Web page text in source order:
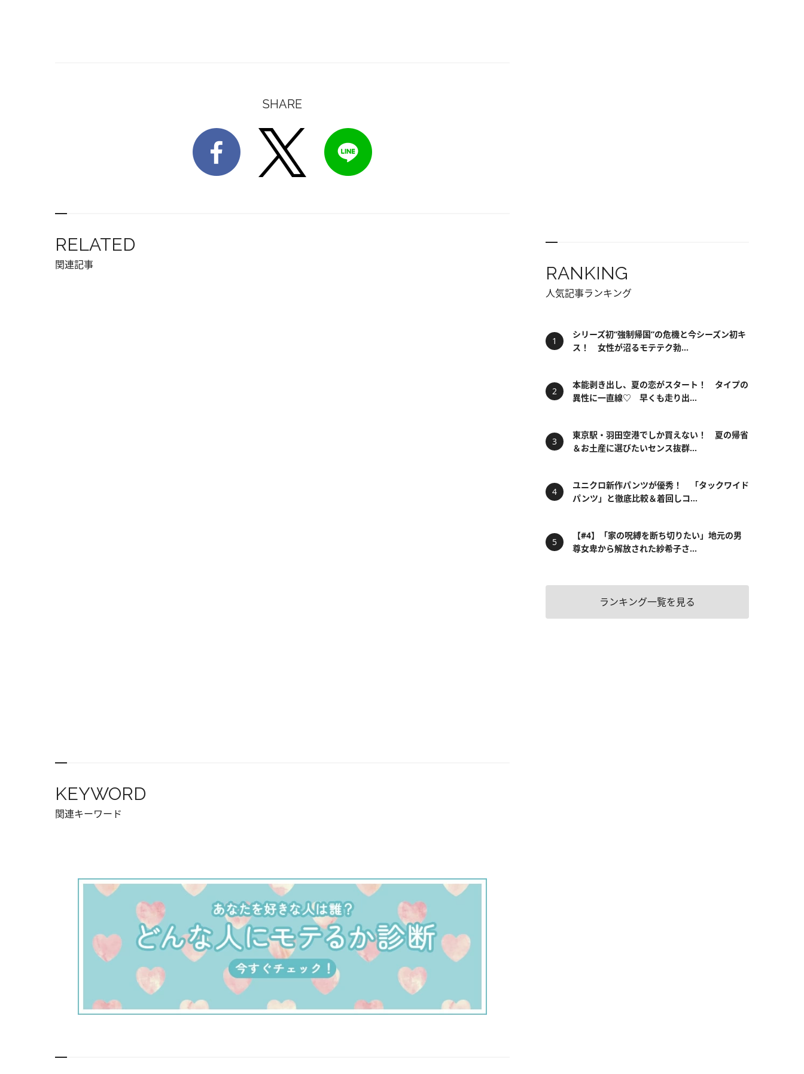
SHARE
RELATED
関連記事
KEYWORD
関連キーワード
RANKING
人気記事ランキング
シリーズ初“強制帰国”の危機と今シーズン初キ
ス！ 女性が沼るモテテク勃...
本能剥き出し、夏の恋がスタート！ タイプの
異性に一直線♡ 早くも走り出...
東京駅・羽田空港でしか買えない！ 夏の帰省
＆お土産に選びたいセンス抜群...
ユニクロ新作パンツが優秀！ 「タックワイド
パンツ」と徹底比較＆着回しコ...
【#4】「家の呪縛を断ち切りたい」地元の男
尊女卑から解放された紗希子さ...
ランキング一覧を見る